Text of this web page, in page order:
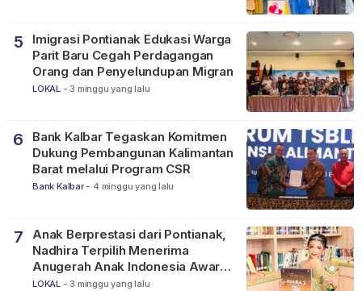
5
Imigrasi Pontianak Edukasi Warga
Parit Baru Cegah Perdagangan
Orang dan Penyelundupan Migran
LOKAL - 3 minggu yang lalu
6
Bank Kalbar Tegaskan Komitmen
Dukung Pembangunan Kalimantan
Barat melalui Program CSR
Bank Kalbar - 4 minggu yang lalu
7
Anak Berprestasi dari Pontianak,
Nadhira Terpilih Menerima
Anugerah Anak Indonesia Awards
2026
LOKAL - 3 minggu yang lalu